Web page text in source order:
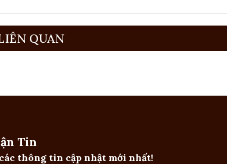
QUAN
Tin
thông tin cập nhật mới nhất!